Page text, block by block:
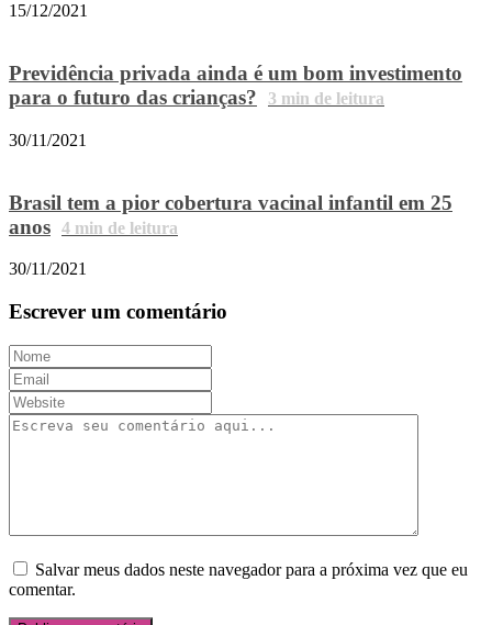
15/12/2021
Previdência privada ainda é um bom investimento
para o futuro das crianças?
3 min de leitura
30/11/2021
Brasil tem a pior cobertura vacinal infantil em 25
anos 4 min de leitura
30/11/2021
Escrever um comentário
Salvar meus dados neste navegador para a próxima vez que eu
comentar.